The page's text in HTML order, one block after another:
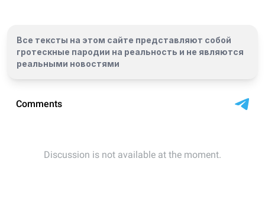
Все тексты на этом сайте представляют собой
гротескные пародии на реальность и не являются
реальными новостями